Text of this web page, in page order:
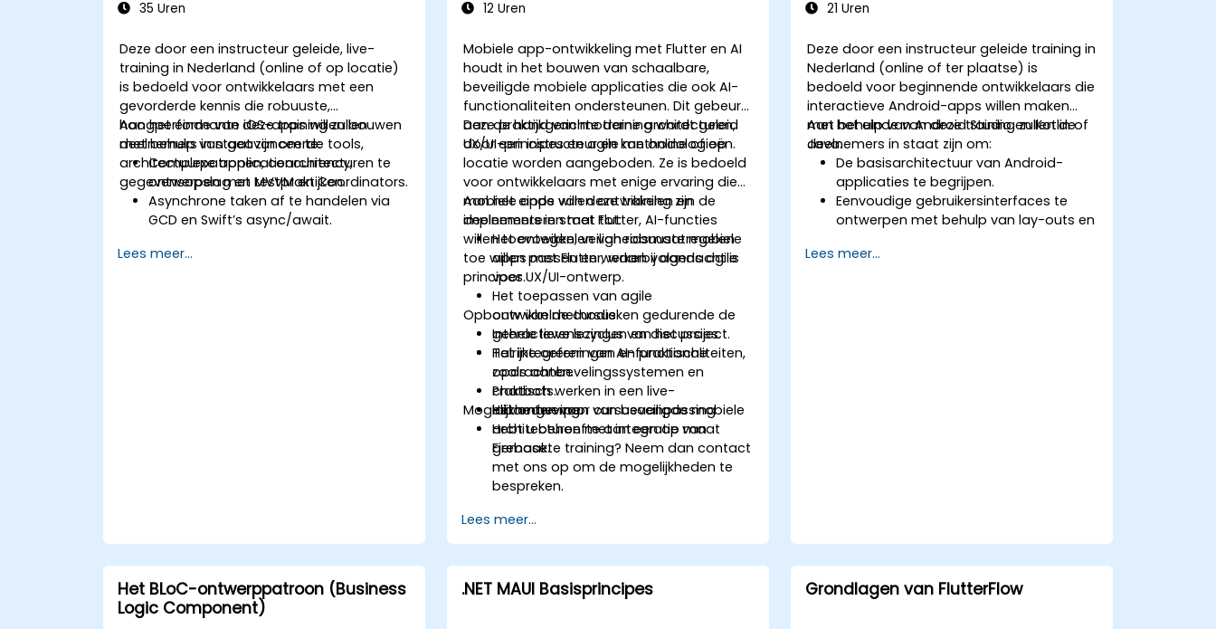
35 Uren
Deze door een instructeur geleide, live-
training in Nederland (online of op locatie)
is bedoeld voor ontwikkelaars met een
gevorderde kennis die robuuste,
hoogperformante iOS-apps willen bouwen
met behulp van geavanceerde tools,
architectuurpatronen, concurrency,
gegevensopslag en testpraktijken.
Aan het einde van deze training zullen
deelnemers in staat zijn om te:
Complexe applicatiearchitecturen te
ontwerpen met MVVM en Coordinators.
Asynchrone taken af te handelen via
GCD en Swift’s async/await.
en UserDefaults.
Lees meer...
12 Uren
Mobiele app-ontwikkeling met Flutter en AI
houdt in het bouwen van schaalbare,
beveiligde mobiele applicaties die ook AI-
functionaliteiten ondersteunen. Dit gebeurt
aan de hand van moderne architecturen,
UX/UI-principes en agile methodologieën.
Deze praktijkgerichte training wordt geleid
door een instructeur en kan online of op
locatie worden aangeboden. Ze is bedoeld
voor ontwikkelaars met enige ervaring die
mobiele apps willen ontwikkelen en
implementeren met Flutter, AI-functies
willen toevoegen, veiligheidsmaatregelen
toe willen passen en werken volgens agile
principes.
Aan het einde van deze training zijn de
deelnemers in staat tot:
Het ontwikkelen van robuuste mobiele
apps met Flutter, waarbij aandacht is
voor UX/UI-ontwerp.
Het toepassen van agile
ontwikkelmethodieken gedurende de
gehele levenscyclus van het project.
Het integreren van AI-functionaliteiten,
zoals aanbevelingssystemen en
chatbots.
Het ontwerpen van beveiligde mobiele
architecturen met integratie van
Firebase.
Opbouw van de cursus
Interactieve lezingen en discussies.
Talrijke oefeningen en praktische
opdrachten.
Praktisch werken in een live-
labomgeving.
Mogelijkheden voor cursusaanpassing
Hebt u behoefte aan een op maat
gemaakte training? Neem dan contact
met ons op om de mogelijkheden te
bespreken.
Lees meer...
21 Uren
Deze door een instructeur geleide training in
Nederland (online of ter plaatse) is
bedoeld voor beginnende ontwikkelaars die
interactieve Android-apps willen maken
met behulp van Android Studio en Kotlin of
Java.
Aan het einde van deze training zullen de
deelnemers in staat zijn om:
De basisarchitectuur van Android-
applicaties te begrijpen.
Eenvoudige gebruikersinterfaces te
ontwerpen met behulp van lay-outs en
Gebruikersinteractie af te handelen en
Lees meer...
Het BLoC-ontwerppatroon (Business
Logic Component)
.NET MAUI Basisprincipes Grondlagen van FlutterFlow